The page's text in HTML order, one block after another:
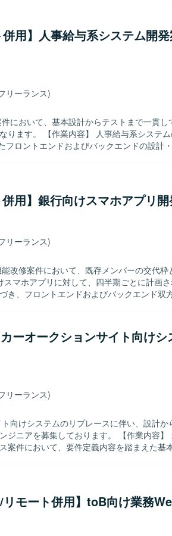
用】人事給与系システム開
リーランス)
において、基本設計からテストまで一貫し
ステムの開発プ
フロントエンドおよびバックエンドの設計
に前向きに取り組める方を求めています。
りながら、自発的に課題解決に動ける方が望
を積むことができます。設計工程からテス
流まで一貫したスキルを身につけることがで
の他：Git、Slack、Teams など
用】銀行向けスマホアプリ
リーランス)
改修案件において、既存メンバーの交代枠
き、フロントエンドおよびバックエンド双
タスクを遂行できる方を求めております。仕
発ができる方が望ましいです。 【ポジション
ザー数の多いプロダクトに携わることで、
むことができます。フロントエンドとバッ
を高めることができます。 【開発環境】 フ
使用し、バックエンドはJavaおよびSpring
ーオークションサイト向けシ
リーランス)
向けシステムのリプレースに伴い、設計か
ております。 【作業内容】 カーオー
案件において、要件定義内容を踏まえた基
る方を求めております。周囲とコミュニケー
していただける方が望ましいです。 【ポジショ
ドまで幅広い領域を担当できるため、フル
きます。リプレース案件のため、既存シス
モート併用】toB向け業務